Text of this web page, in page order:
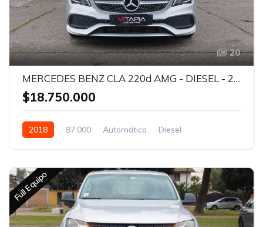
20
MERCEDES BENZ CLA 220d AMG - DIESEL - 2018
$18.750.000
2018 87.000 Automático Diesel
Full Equipo